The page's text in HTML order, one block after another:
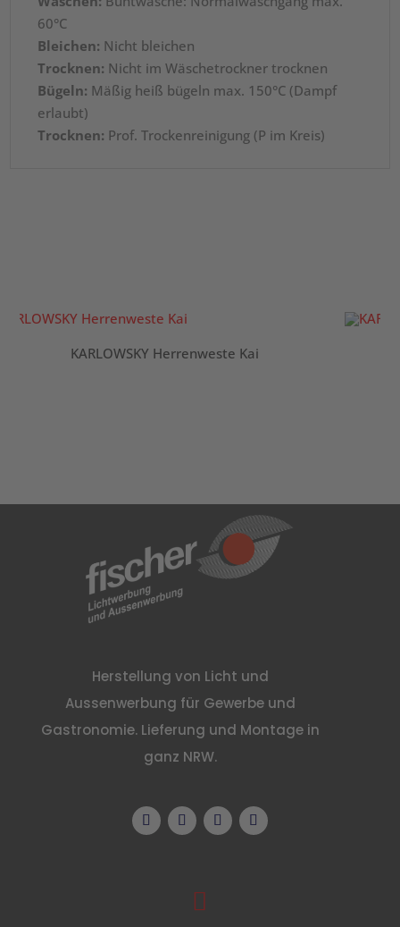
60°C
Bleichen: Nicht bleichen
Trocknen: Nicht im Wäschetrockner trocknen
Bügeln: Mäßig heiß bügeln max. 150°C (Dampf
erlaubt)
Trocknen: Prof. Trockenreinigung (P im Kreis)
KARLOWSKY Herrenweste Kai
Herstellung von Licht und
Aussenwerbung für Gewerbe und
Gastronomie. Lieferung und Montage in
ganz NRW.
